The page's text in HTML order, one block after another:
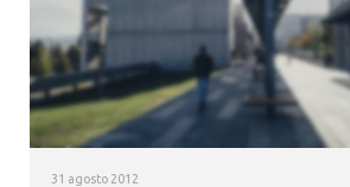
31 agosto 2012